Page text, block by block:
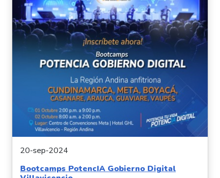
20-sep-2024
Bootcamps PotencIA Gobierno Digital